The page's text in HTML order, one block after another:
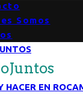
Somos